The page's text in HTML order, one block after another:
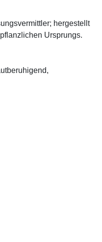
hergestellt
Ursprungs.